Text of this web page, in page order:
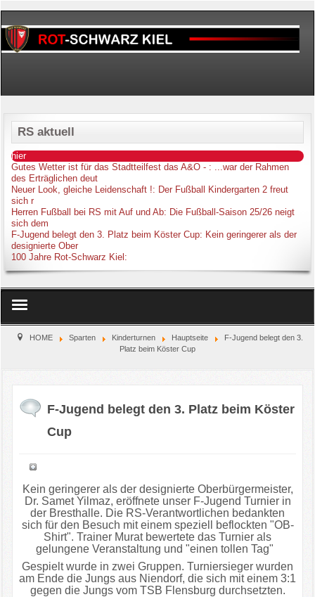
RS aktuell
hier
Gutes Wetter ist für das Stadtteilfest das A&O - : ...war der Rahmen
des Erträglichen deut
Neuer Look, gleiche Leidenschaft !: Der Fußball Kindergarten 2 freut
sich r
Herren Fußball bei RS mit Auf und Ab: Die Fußball-Saison 25/26 neigt
sich dem
F-Jugend belegt den 3. Platz beim Köster Cup: Kein geringerer als der
designierte Ober
100 Jahre Rot-Schwarz Kiel :
Home
Kinderschutz
Sparten
Events
Gastronomie
Aktuell
HOME Sparten Kinderturnen Hauptseite
F-Jugend belegt den 3.
Platz beim Köster Cup
F-Jugend belegt den 3. Platz beim Köster
Cup
Kein geringerer als der designierte Oberbürgermeister,
Dr. Samet Yilmaz, eröffnete unser F-Jugend Turnier in
der Bresthalle. Die RS-Verantwortlichen bedankten
sich für den Besuch mit einem speziell beflockten "OB-
Shirt". Trainer Murat bewertete das Turnier als
gelungene Veranstaltung und "einen tollen Tag"
Gespielt wurde in zwei Gruppen. Turniersieger wurden
am Ende die Jungs aus Niendorf, die sich mit einem 3:1
gegen die Jungs vom TSB Flensburg durchsetzten.